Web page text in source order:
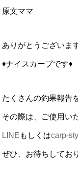
原文ママ
ありがとうございま
♦ナイスカープです♦
たくさんの釣果報告
その際は、ご使用い
LINE もしくはcarp-
ぜひ、お待ちしてお